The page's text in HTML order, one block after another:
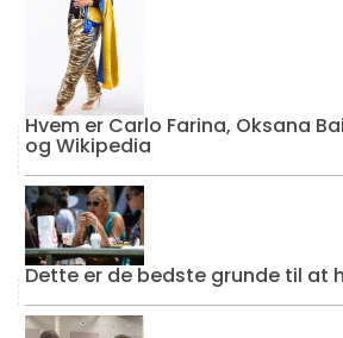
Hvem er Carlo Farina, Oksana
og Wikipedia
Dette er de bedste grunde til at